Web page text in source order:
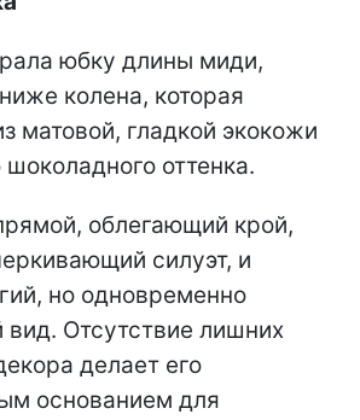
юбку длины миди,
колена, которая
матовой, гладкой экокожи
оттенка.
облегающий крой,
силуэт, и
но одновременно
Отсутствие лишних
делает его
основанием для